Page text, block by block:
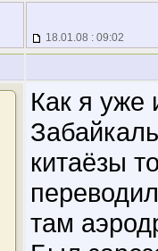
18.01.08 : 09:02
Как я уже
китаёзы
там